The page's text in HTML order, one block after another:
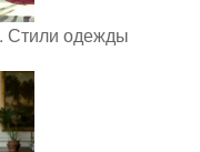
Стили одежды